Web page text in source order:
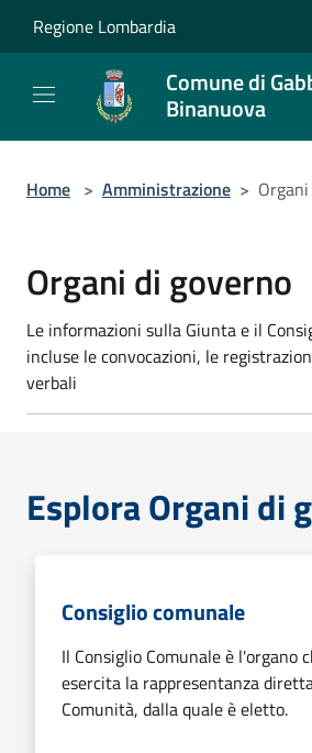
Regione Lombardia
Comune di
Binanuova
Home > Amministrazione >
Organi di governo
Le informazioni sulla Giunta e il
incluse le convocazioni, le
verbali
Esplora Organi di
Consiglio comunale
Il Consiglio Comunale è l'organo
esercita la rappresentanza
Comunità, dalla quale è eletto.